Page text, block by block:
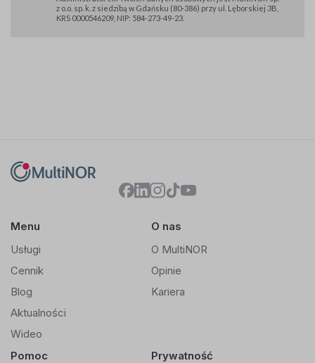
z o.o. sp. k. z siedzibą w Gdańsku (80-386) przy ul. Lęborskiej 3B,
KRS 0000546209, NIP: 584-273-49-23.
Menu
Usługi
Cennik
Blog
Aktualności
Wideo
O nas
O MultiNOR
Opinie
Kariera
Pomoc
Prywatność